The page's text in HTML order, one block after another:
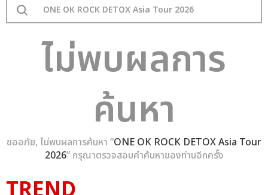
ไม่พบผลการ
ค้นหา
ขออภัย, ไม่พบผลการค้นหา “ONE OK ROCK DETOX Asia Tour
2026” กรุณาตรวจสอบคำค้นหาของท่านอีกครั้ง